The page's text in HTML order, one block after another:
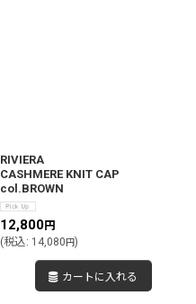
RIVIERA
CASHMERE KNIT CAP
col.BROWN
12,800円
(税込: 14,080円)
カートに入れる